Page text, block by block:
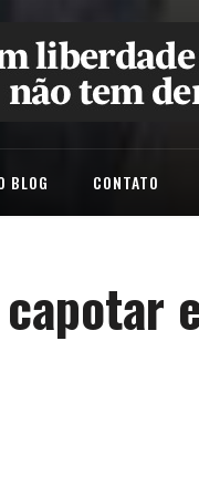
BLOG CONTATO